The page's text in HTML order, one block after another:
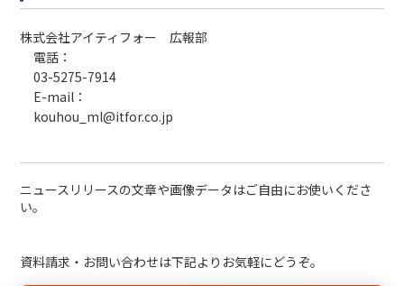
株式会社アイティフォー 広報部
電話：
03-5275-7914
E-mail：
kouhou_ml@itfor.co.jp
ニュースリリースの文章や画像データはご自由にお使いくださ
い。
資料請求・お問い合わせは下記よりお気軽にどうぞ。